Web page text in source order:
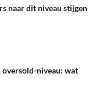
naar dit niveau stijgen
niveau: wat